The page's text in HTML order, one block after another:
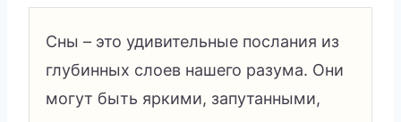
Сны – это удивительные послания из
глубинных слоев нашего разума. Они
могут быть яркими, запутанными,